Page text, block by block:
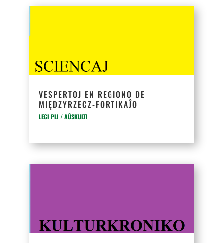
VESPERTOJ EN REGIONO DE
MIĘDZYRZECZ-FORTIKAĴO
LEGI PLI / AŬSKULTI